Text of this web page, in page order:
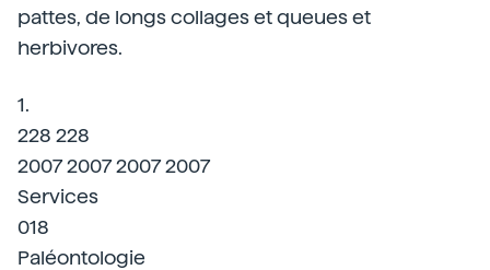
pattes, de longs collages et queues et
herbivores.
1.
228 228
2007 2007 2007 2007
Services
018
Paléontologie